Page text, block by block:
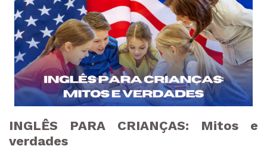
INGLÊS PARA CRIANÇAS: Mitos e
verdades